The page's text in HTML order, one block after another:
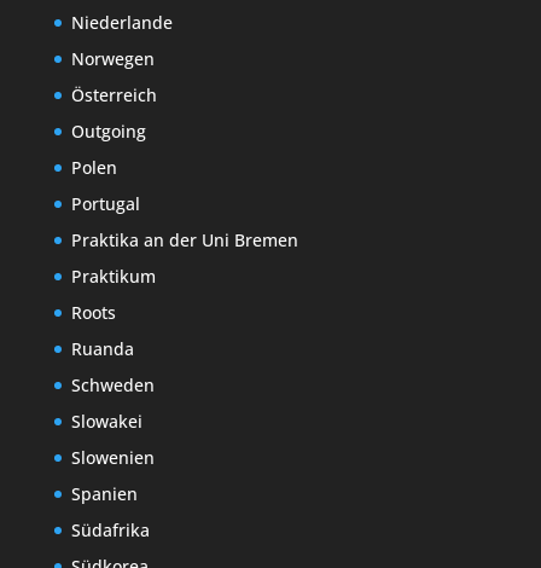
Niederlande
Norwegen
Österreich
Outgoing
Polen
Portugal
Praktika an der Uni Bremen
Praktikum
Roots
Ruanda
Schweden
Slowakei
Slowenien
Spanien
Südafrika